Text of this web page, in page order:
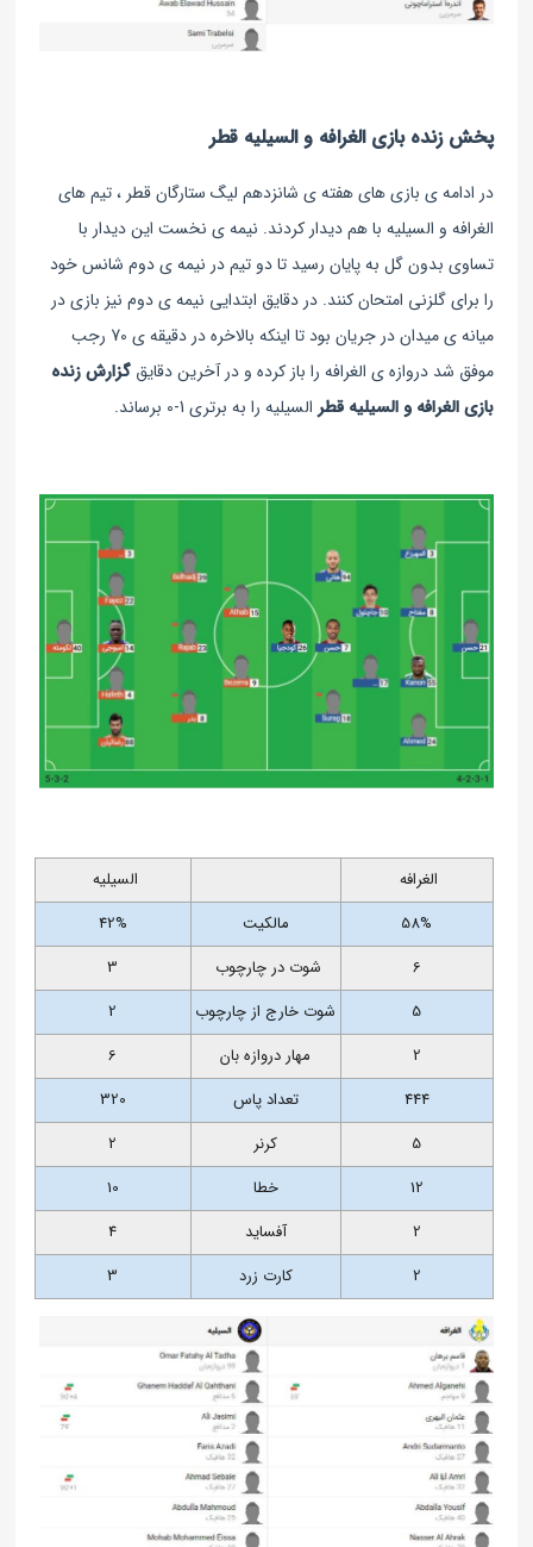
پخش زنده بازی الغرافه و السیلیه قطر
در ادامه ی بازی های هفته ی شانزدهم لیگ ستارگان قطر ، تیم های
الغرافه و السیلیه با هم دیدار کردند. نیمه ی نخست این دیدار با
تساوی بدون گل به پایان رسید تا دو تیم در نیمه ی دوم شانس خود
را برای گلزنی امتحان کنند. در دقایق ابتدایی نیمه ی دوم نیز بازی در
میانه ی میدان در جریان بود تا اینکه بالاخره در دقیقه ی 70 رجب
موفق شد دروازه ی الغرافه را باز کرده و در آخرین دقایقگزارش زنده
بازی الغرافه و السیلیه قطر السیلیه را به برتری 1-0 برساند.
الغرافه
السیلیه
58%
مالکیت
42%
6
شوت در چارچوب
3
5
شوت خارج از چارچوب
2
2
مهار دروازه بان
6
444
تعداد پاس
320
5
کرنر
2
12
خطا
10
2
آفساید
4
2
کارت زرد 3